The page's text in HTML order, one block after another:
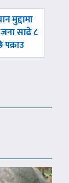
मुद्दामा
साढे ८
पक्राउ